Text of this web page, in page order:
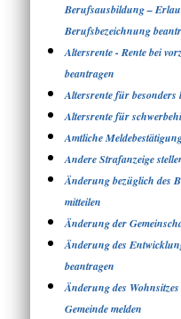
Berufsausbildung –
Berufsbezeichnung
Altersrente - Rente bei
beantragen
Altersrente für
Altersrente für
Amtliche
Andere Strafanzeige
Änderung bezüglich des
mitteilen
Änderung der
Änderung des
beantragen
Änderung des
Gemeinde melden